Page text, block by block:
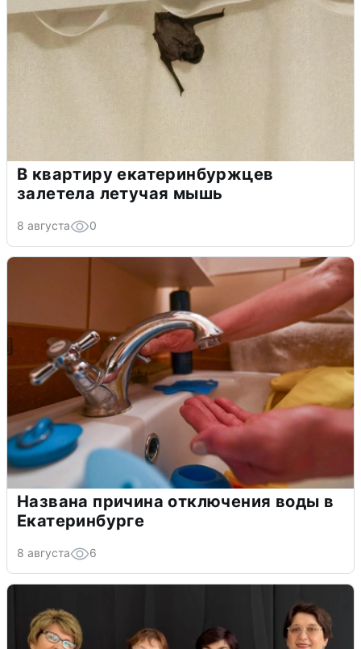
В квартиру екатеринбуржцев
залетела летучая мышь
8 августа 0
Названа причина отключения воды в
Екатеринбурге
8 августа 6